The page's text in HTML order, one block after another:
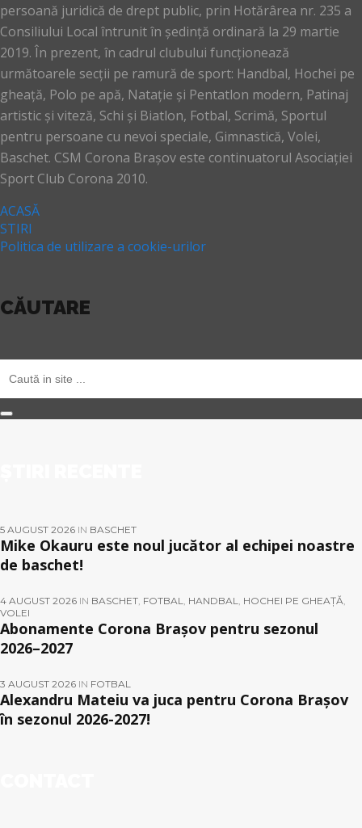
persoană juridică de drept public, prin Hotărârea nr. 235 a
Consiliului Local întrunit în ședință ordinară la 29 martie
2019. În prezent, în cadrul clubului funcționează
următoarele secții pe ramură de sport: Handbal, Hochei pe
gheață, Polo pe apă, Natație și Pentatlon modern, Patinaj
artistic și viteză, Schi și Biatlon, Fotbal, Scrimă, Sportul
pentru persoane cu nevoi speciale, Gimnastică, Volei,
Baschet. CSM Corona Brașov este continuatorul Asociației
Sport Club Corona 2010.
ACASĂ
STIRI
Politica de utilizare a cookie-urilor
CĂUTARE
5 AUGUST 2026 IN BASCHET
Mike Okauru este noul jucător al echipei noastre
de baschet!
4 AUGUST 2026 IN BASCHET FOTBAL HANDBAL HOCHEI PE GHEAȚĂ
VOLEI
Abonamente Corona Brașov pentru sezonul
2026–2027
3 AUGUST 2026 IN FOTBAL
Alexandru Mateiu va juca pentru Corona Brașov
în sezonul 2026-2027!